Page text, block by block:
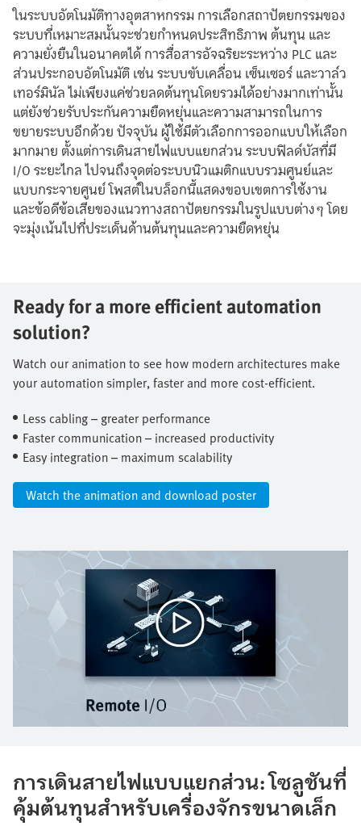
ในระบบอัตโนมัติทางอุตสาหกรรม การเลือกสถาปัตยกรรมของ
ระบบที่เหมาะสมนั้นจะช่วยกำหนดประสิทธิภาพ ต้นทุน และ
ความยั่งยืนในอนาคตได้ การสื่อสารอัจฉริยะระหว่าง PLC และ
ส่วนประกอบอัตโนมัติ เช่น ระบบขับเคลื่อน เซ็นเซอร์ และวาล์ว
เทอร์มินัล ไม่เพียงแค่ช่วยลดต้นทุนโดยรวมได้อย่างมากเท่านั้น
แต่ยังช่วยรับประกันความยืดหยุ่นและความสามารถในการ
ขยายระบบอีกด้วย ปัจจุบัน ผู้ใช้มีตัวเลือกการออกแบบให้เลือก
มากมาย ตั้งแต่การเดินสายไฟแบบแยกส่วน ระบบฟิลด์บัสที่มี
I/O ระยะไกล ไปจนถึงจุดต่อระบบนิวแมติกแบบรวมศูนย์และ
แบบกระจายศูนย์ โพสต์ในบล็อกนี้แสดงขอบเขตการใช้งาน
และข้อดีข้อเสียของแนวทางสถาปัตยกรรมในรูปแบบต่างๆ โดย
จะมุ่งเน้นไปที่ประเด็นด้านต้นทุนและความยืดหยุ่น
Ready for a more efficient automation
solution?
Watch our animation to see how modern architectures make
your automation simpler, faster and more cost-efficient.​
Less cabling – greater performance​
Faster communication – increased productivity​
Easy integration – maximum scalability​
Watch the animation and download poster​
การเดินสายไฟแบบแยกส่วน: โซลูชันที่
คุ้มต้นทุนสำหรับเครื่องจักรขนาดเล็ก